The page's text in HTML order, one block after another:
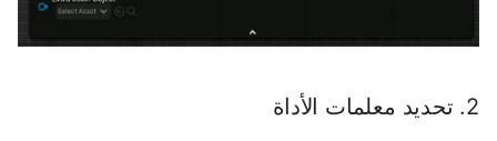
2. تحديد معلمات الأداة